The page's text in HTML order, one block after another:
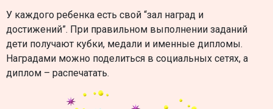
У каждого ребенка есть свой “зал наград и
достижений”. При правильном выполнении заданий
дети получают кубки, медали и именные дипломы.
Наградами можно поделиться в социальных сетях, а
диплом – распечатать.